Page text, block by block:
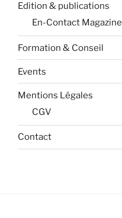
Edition & publications
En-Contact Magazine
Formation & Conseil
Events
Mentions Légales
CGV
Contact